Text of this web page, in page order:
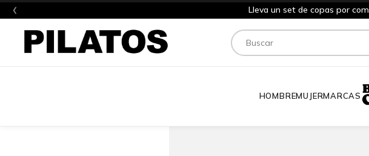
‹ Lleva un set de copas por
Buscar
HOMBREMUJERMARCAS